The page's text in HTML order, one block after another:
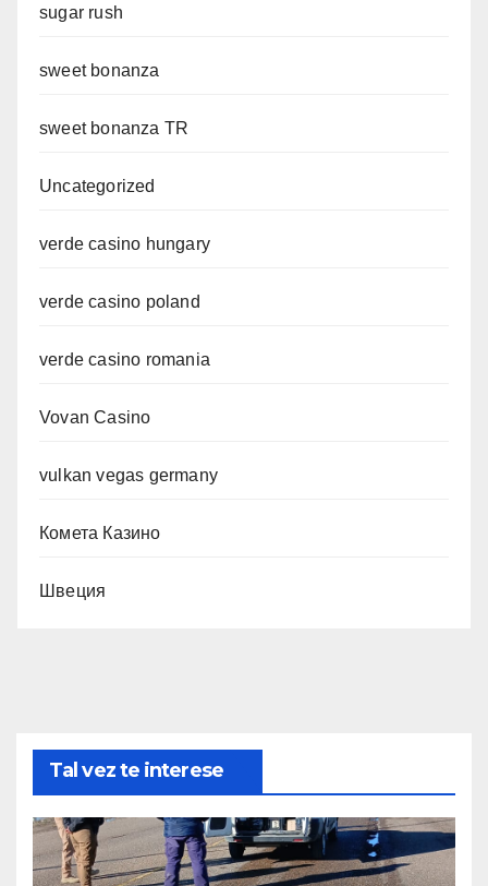
sugar rush
sweet bonanza
sweet bonanza TR
Uncategorized
verde casino hungary
verde casino poland
verde casino romania
Vovan Casino
vulkan vegas germany
Комета Казино
Швеция
Tal vez te interese